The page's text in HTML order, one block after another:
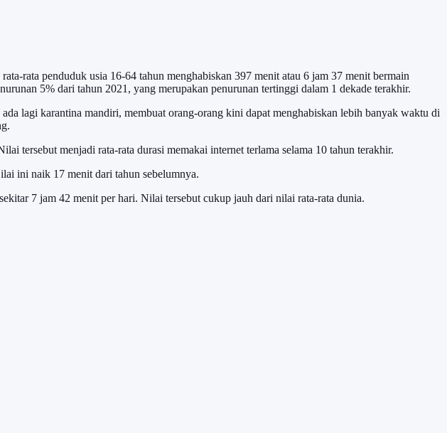
rata penduduk usia 16-64 tahun menghabiskan 397 menit atau 6 jam 37 menit bermain
5% dari tahun 2021, yang merupakan penurunan tertinggi dalam 1 dekade terakhir.
lagi karantina mandiri, membuat orang-orang kini dapat menghabiskan lebih banyak waktu di
tersebut menjadi rata-rata durasi memakai internet terlama selama 10 tahun terakhir.
ini naik 17 menit dari tahun sebelumnya.
7 jam 42 menit per hari. Nilai tersebut cukup jauh dari nilai rata-rata dunia.